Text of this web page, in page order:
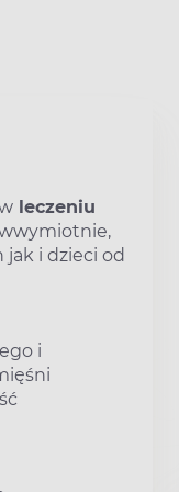
leczeniu
jak i dzieci od
i